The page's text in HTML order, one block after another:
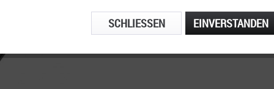
EINVERSTANDEN
SCHLIESSEN